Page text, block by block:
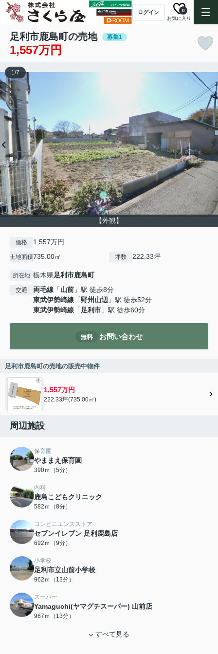
ログイン
お気に入り
0
足利市鹿島町の売地 募集1
1,557万円
【外観】
1/7
価格 1,557万円
土地面積735.00㎡ 坪数 222.33坪
所在地 栃木県足利市鹿島町
交通 両毛線 「山前 」駅 徒歩8分
東武伊勢崎線 「野州山辺 」駅 徒歩52分
東武伊勢崎線 「足利市 」駅 徒歩60分
無料 お問い合わせ
足利市鹿島町の売地の販売中物件
1,557万円
222.33坪(735.00㎡)
周辺施設
保育園
やままえ保育園
390ｍ（5分）
内科
鹿島こどもクリニック
582ｍ（8分）
コンビニエンスストア
セブンイレブン 足利鹿島店
692ｍ（9分）
小学校
足利市立山前小学校
962ｍ（13分）
スーパー
Yamaguchi(ヤマグチスーパー) 山前店
967ｍ（13分）
すべて見る